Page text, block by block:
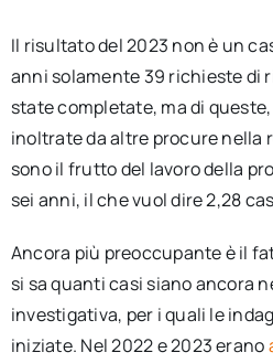
Il risultato del 2023 non è un
anni solamente 39 richieste di
state completate, ma di
inoltrate da altre procure nella
sono il frutto del lavoro della
sei anni, il che vuol dire 2,28
Ancora più preoccupante è il
si sa quanti casi siano ancora
investigativa, per i quali le
iniziate. Nel 2022 e 2023 erano